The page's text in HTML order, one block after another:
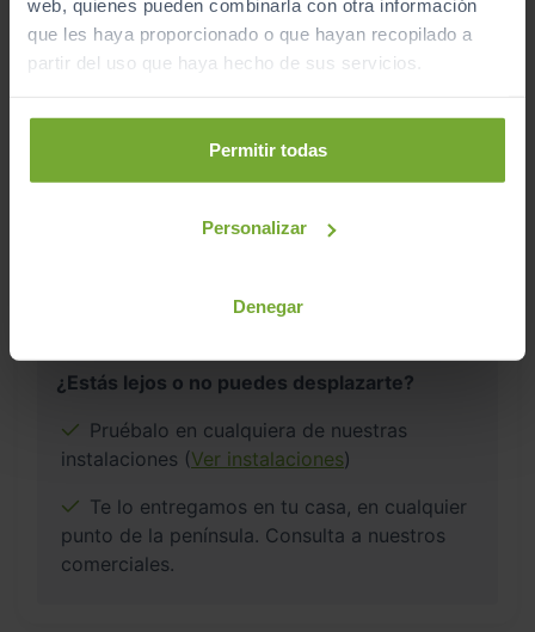
web, quienes pueden combinarla con otra información
que les haya proporcionado o que hayan recopilado a
partir del uso que haya hecho de sus servicios.
Permitir todas
Personalizar
Denegar
Este vehículo se encuentra en:
Sibuscascoche Coruña
Ver localización y horarios
¿Estás lejos o no puedes desplazarte?
Pruébalo en cualquiera de nuestras
instalaciones (Ver instalaciones)
Te lo entregamos en tu casa, en cualquier
punto de la península. Consulta a nuestros
comerciales.